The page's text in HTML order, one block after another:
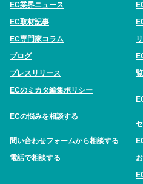
EC業界ニュース
EC取材記事
EC専門家コラム
ブログ
プレスリリース
ECのミカタ編集ポリシー
ECの悩みを相談する
問い合わせフォームから相談する
電話で相談する